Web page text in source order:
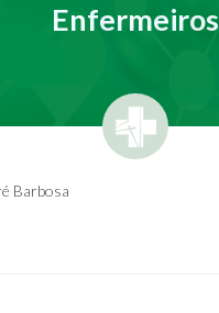
Enfermeiros
Barbosa